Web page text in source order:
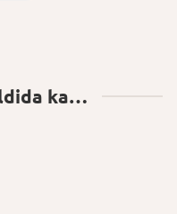
ka…